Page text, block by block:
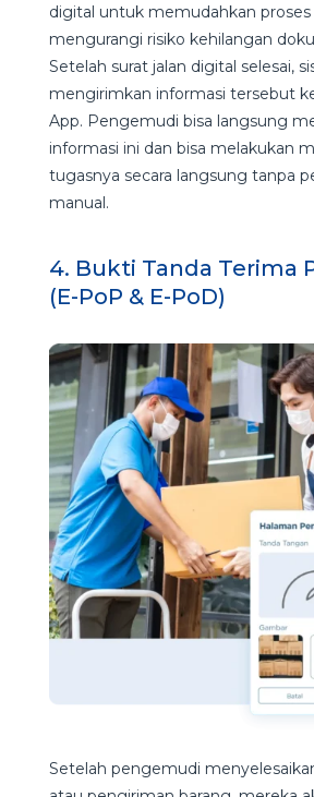
digital untuk memudahkan proses
mengurangi risiko kehilangan
Setelah surat jalan digital selesai,
mengirimkan informasi tersebut
App. Pengemudi bisa langsung
informasi ini dan bisa melakukan
tugasnya secara langsung tanpa
manual.
4. Bukti Tanda Terima
(E-PoP & E-PoD)
Setelah pengemudi